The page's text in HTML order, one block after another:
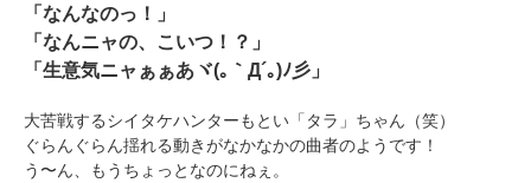
「なんなのっ！」
「なんニャの、こいつ！？」
「生意気ニャぁぁあヾ(｡｀Д´｡)ﾉ彡」
大苦戦するシイタケハンターもとい「タラ」ちゃん（笑）
ぐらんぐらん揺れる動きがなかなかの曲者のようです！
う〜ん、もうちょっとなのにねぇ。